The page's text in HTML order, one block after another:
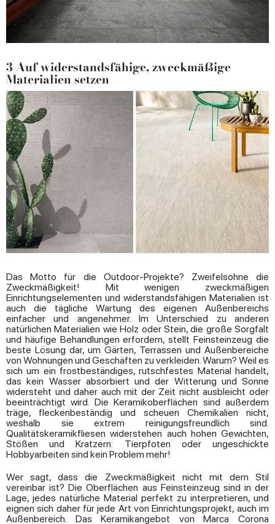
3 Auf widerstandsfähige, zweckmäßige
Materialien setzen
Das Motto für die Outdoor-Projekte? Zweifelsohne die
Zweckmäßigkeit! Mit wenigen zweckmäßigen
Einrichtungselementen und widerstandsfähigen Materialien ist
auch die tägliche Wartung des eigenen Außenbereichs
einfacher und angenehmer. Im Unterschied zu anderen
natürlichen Materialien wie Holz oder Stein, die große Sorgfalt
und häufige Behandlungen erfordern, stellt Feinsteinzeug die
beste Lösung dar, um Gärten, Terrassen und Außenbereiche
von Wohnungen und Geschäften zu verkleiden. Warum? Weil es
sich um ein frostbeständiges, rutschfestes Material handelt,
das kein Wasser absorbiert und der Witterung und Sonne
widersteht und daher auch mit der Zeit nicht ausbleicht oder
beeinträchtigt wird. Die Keramikoberflächen sind außerdem
träge, fleckenbeständig und scheuen Chemikalien nicht,
weshalb sie extrem reinigungsfreundlich sind.
Qualitätskeramikfliesen widerstehen auch hohen Gewichten,
Stößen und Kratzern: Tierpfoten oder ungeschickte
Hobbyarbeiten sind kein Problem mehr!
Wer sagt, dass die Zweckmäßigkeit nicht mit dem Stil
vereinbar ist? Die Oberflächen aus Feinsteinzeug sind in der
Lage, jedes natürliche Material perfekt zu interpretieren, und
eignen sich daher für jede Art von Einrichtungsprojekt, auch im
Außenbereich. Das Keramikangebot von Marca Corona